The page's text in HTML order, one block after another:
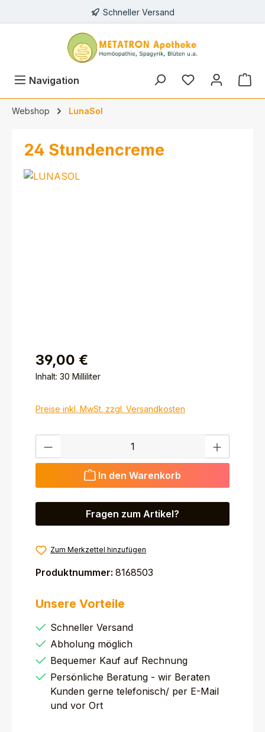
Schneller Versand
Navigation
Webshop LunaSol
24 Stundencreme
39,00 €
Inhalt: 30 Milliliter
Preise inkl. MwSt. zzgl. Versandkosten
Produkt Anzahl: Gib den gewünschten Wert ein
In den Warenkorb
Fragen zum Artikel?
Zum Merkzettel hinzufügen
Produktnummer: 8168503
Unsere Vorteile
Schneller Versand
Abholung möglich
Bequemer Kauf auf Rechnung
Persönliche Beratung - wir Beraten
Kunden gerne telefonisch/ per E-Mail
und vor Ort